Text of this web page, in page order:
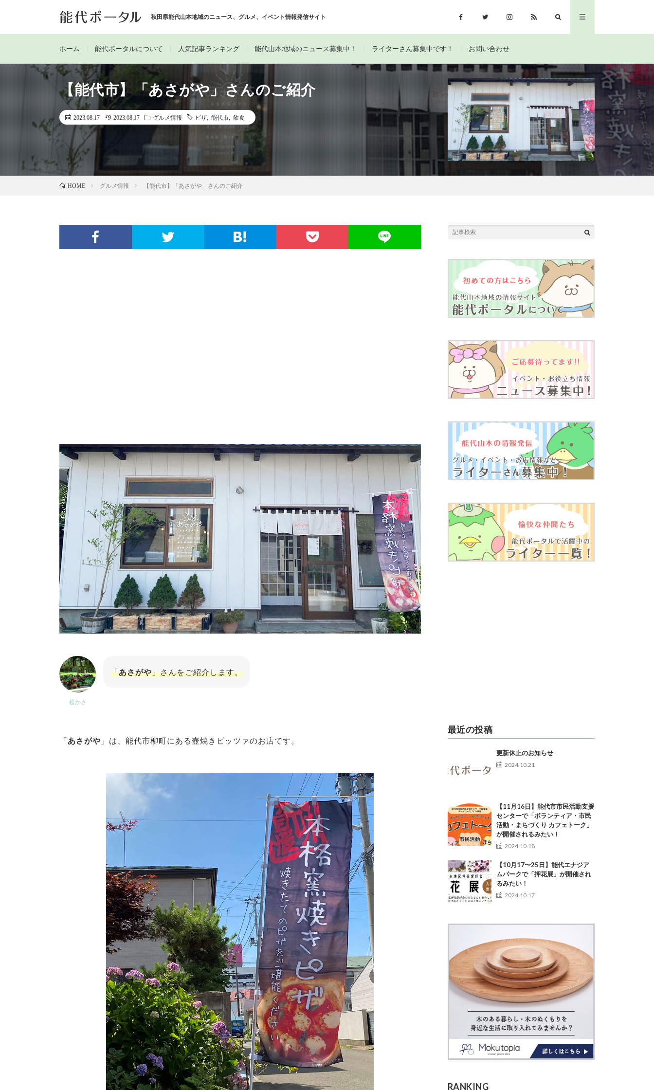
秋田県能代山本地域のニュース、グルメ、イベント情報発信サイト
ホーム 能代ポータルについて 人気記事ランキング 能代山本地域のニュース募集中！ ライターさん募集中です！ お問い合わせ
【能代市】「あさがや」さんのご紹介
2023.08.17 2023.08.17 グルメ情報 ピザ 能代市 飲食
HOME グルメ情報 【能代市】「あさがや」さんのご紹介
松かさ
「あさがや」さんをご紹介します。
「あさがや 」は、能代市柳町にある壺焼きピッツァのお店です。
最近の投稿
更新休止のお知らせ
2024.10.21
【11月16日】能代市市民活動支援
センターで「ボランティア・市民
活動・まちづくり カフェトーク」
が開催されるみたい！
2024.10.18
【10月17〜25日】能代エナジア
ムパークで「押花展」が開催され
るみたい！
2024.10.17
RANKING